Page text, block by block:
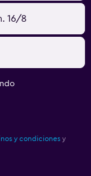
16/8
y condiciones y